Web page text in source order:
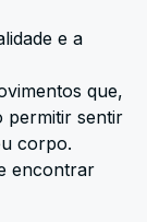
e a
que,
permitir sentir
corpo.
encontrar